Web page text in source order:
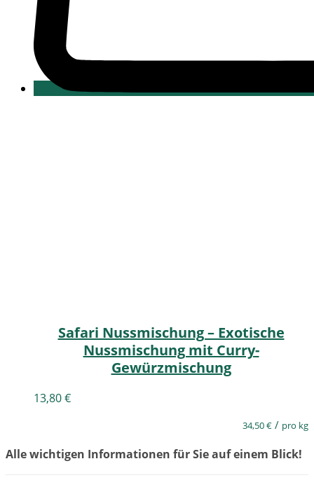
Safari Nussmischung – Exotische
Nussmischung mit Curry-
Gewürzmischung
13,80€
34,50€ / pro kg
Alle wichtigen Informationen für Sie auf einem Blick!